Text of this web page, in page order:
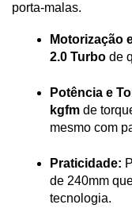
porta-malas.
Motorização
2.0 Turbo de
Potência e
kgfm de
mesmo com
Praticidade:
de 240mm
tecnologia.